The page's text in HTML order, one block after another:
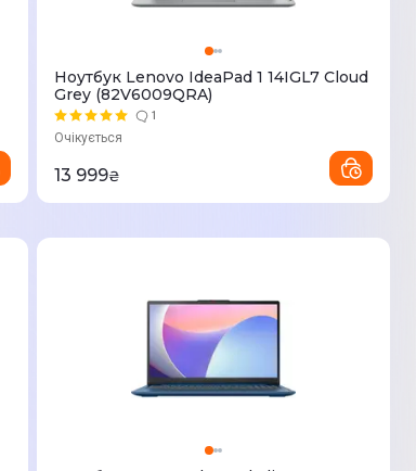
Ноутбук Lenovo IdeaPad 1 14IGL7 Cloud
Grey (82V6009QRA)
1
Очікується
13 999₴